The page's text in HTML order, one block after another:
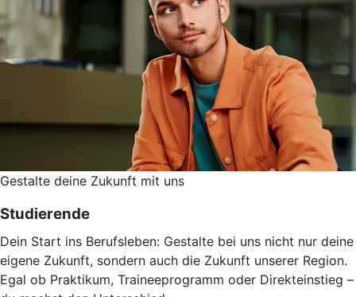
Gestalte deine Zukunft mit uns
Studierende
Dein Start ins Berufsleben: Gestalte bei uns nicht nur deine
eigene Zukunft, sondern auch die Zukunft unserer Region.
Egal ob Praktikum, Traineeprogramm oder Direkteinstieg –